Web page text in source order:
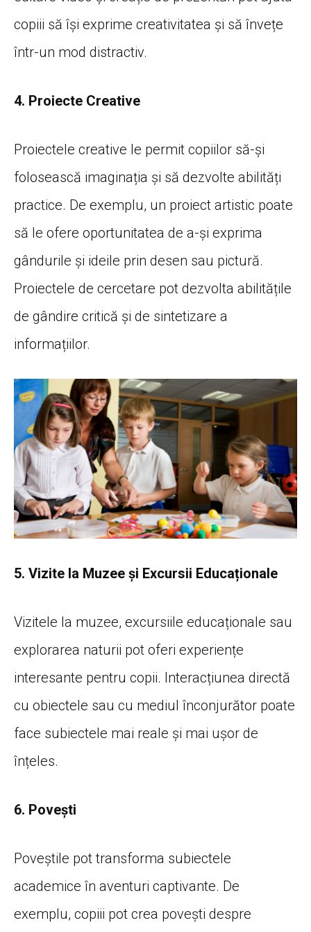
copiii să își exprime creativitatea și să învețe
într-un mod distractiv.
4. Proiecte Creative
Proiectele creative le permit copiilor să-și
folosească imaginația și să dezvolte abilități
practice. De exemplu, un proiect artistic poate
să le ofere oportunitatea de a-și exprima
gândurile și ideile prin desen sau pictură.
Proiectele de cercetare pot dezvolta abilitățile
de gândire critică și de sintetizare a
informațiilor.
5. Vizite la Muzee și Excursii Educaționale
Vizitele la muzee, excursiile educaționale sau
explorarea naturii pot oferi experiențe
interesante pentru copii. Interacțiunea directă
cu obiectele sau cu mediul înconjurător poate
face subiectele mai reale și mai ușor de
înțeles.
6. Povești
Poveștile pot transforma subiectele
academice în aventuri captivante. De
exemplu, copiii pot crea povești despre